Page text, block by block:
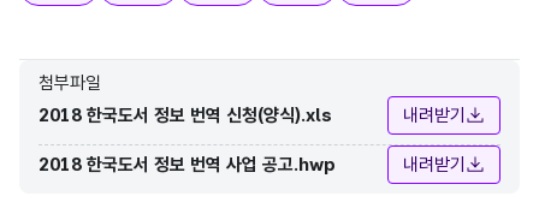
첨부파일
2018 한국도서 정보 번역 신청(양식).xls
내려받기
2018 한국도서 정보 번역 사업 공고.hwp 내려받기